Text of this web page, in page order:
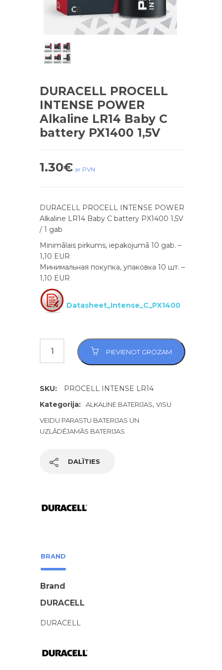
DURACELL PROCELL
INTENSE POWER
Alkaline LR14 Baby C
battery PX1400 1,5V
1.30€ ar PVN
DURACELL PROCELL INTENSE POWER
Alkaline LR14 Baby C battery PX1400 1,5V
/ 1 gab
Minimālais pirkums, iepakojumā 10 gab. –
1,10 EUR
Минимальная покупка, упаковка 10 шт. –
1,10 EUR
Datasheet_Intense_C_PX1400
PIEVIENOT GROZAM
SKU:
PROCELL INTENSE LR14
Kategorija:
ALKALINE BATERIJAS, VISU
VEIDU PARASTU BATERIJAS UN
UZLĀDĒJAMĀS BATERIJAS
DALĪTIES
BRAND
Brand
DURACELL
DURACELL